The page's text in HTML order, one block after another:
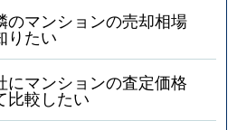
のマンションの売却相場
りたい
にマンションの査定価格
比較したい